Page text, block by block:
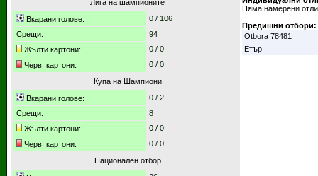
Лига на шампионите
Вкарани голове:
0 / 106
Срещи:
94
Жълти картони:
0 / 0
Черв. картони:
0 / 0
Купа на Шампиони
Вкарани голове:
0 / 2
Срещи:
8
Жълти картони:
0 / 0
Черв. картони:
0 / 0
Национален отбор
Няма намерени
Предишни отбори:
Otbora 78481
Етър